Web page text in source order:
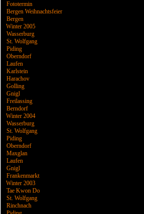
Fototermin
Bergen Weihnachtsfeier
Bergen
Winter 2005
Wasserburg
St. Wolfgang
Piding
Oberndorf
Laufen
Karlstein
Harachov
Golling
Gnigl
Freilassing
Berndorf
Winter 2004
Wasserburg
St. Wolfgang
Piding
Oberndorf
Maxglan
Laufen
Gnigl
Frankenmarkt
Winter 2003
Tae Kwon Do
St. Wolfgang
Rinchnach